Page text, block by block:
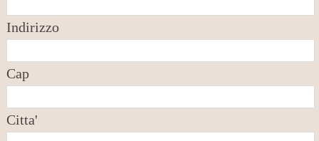
Indirizzo
Cap
Citta'